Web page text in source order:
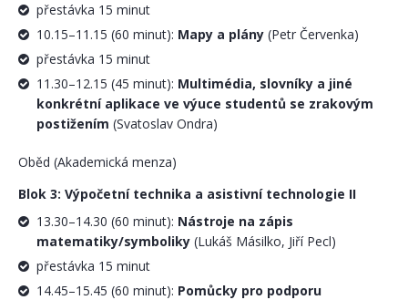
přestávka 15 minut
10.15–11.15 (60 minut): Mapy a plány (Petr Červenka)
přestávka 15 minut
11.30–12.15 (45 minut): Multimédia, slovníky a jiné
konkrétní aplikace ve výuce studentů se zrakovým
postižením (Svatoslav Ondra)
Oběd (Akademická menza)
Blok 3: Výpočetní technika a asistivní technologie II
13.30–14.30 (60 minut): Nástroje na zápis
matematiky/symboliky (Lukáš Másilko, Jiří Pecl)
přestávka 15 minut
14.45–15.45 (60 minut): Pomůcky pro podporu